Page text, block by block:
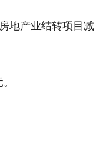
地产业结转项目减